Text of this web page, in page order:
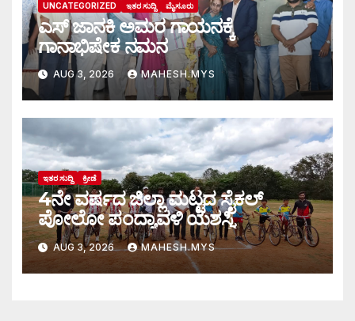
UNCATEGORIZED ಇತರ ಸುದ್ದಿ ಮೈಸೂರು
ಎಸ್ ಜಾನಕಿ ಅಮರ ಗಾಯನಕ್ಕೆ
ಗಾನಾಭಿಷೇಕ ನಮನ
AUG 3, 2026 MAHESH.MYS
ಇತರ ಸುದ್ದಿ ಕ್ರೀಡೆ
4ನೇ ವರ್ಷದ ಜಿಲ್ಲಾ ಮಟ್ಟದ ಸೈಕಲ್
ಪೋಲೋ ಪಂದ್ಯಾವಳಿ ಯಶಸ್ವಿ
AUG 3, 2026 MAHESH.MYS